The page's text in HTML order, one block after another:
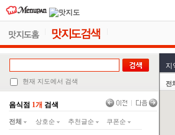
현재 지도에서 검색
음식점 1개 검색
전체 상호순 추천글순 쿠폰순
지
전